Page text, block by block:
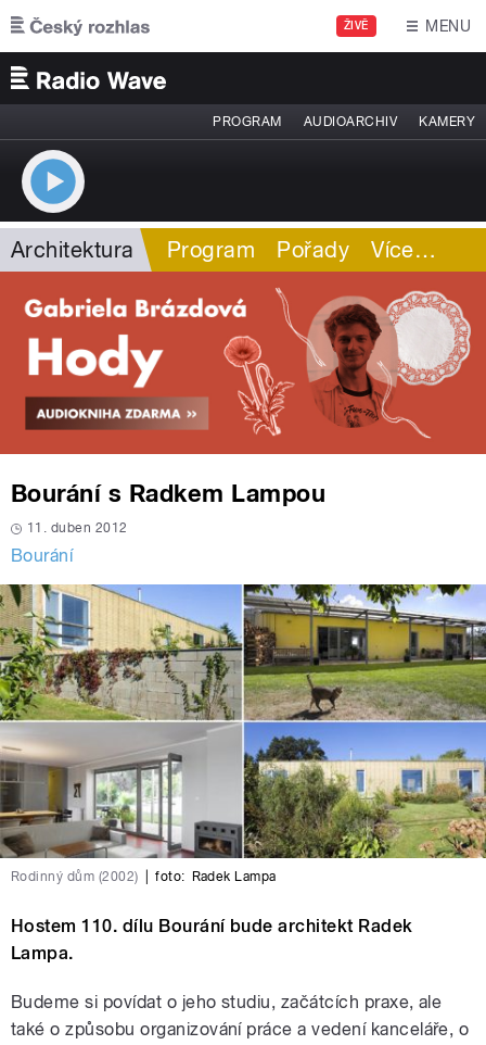
Přejít k hlavnímu obsahu
ŽIVĚ MENU
PROGRAM AUDIOARCHIV KAMERY
Architektura Program Pořady Více…
Bourání s Radkem Lampou
11. duben 2012
Bourání
Rodinný dům (2002) foto: Radek Lampa
Hostem 110. dílu Bourání bude architekt Radek
Lampa.
Budeme si povídat o jeho studiu, začátcích praxe, ale
také o způsobu organizování práce a vedení kanceláře, o